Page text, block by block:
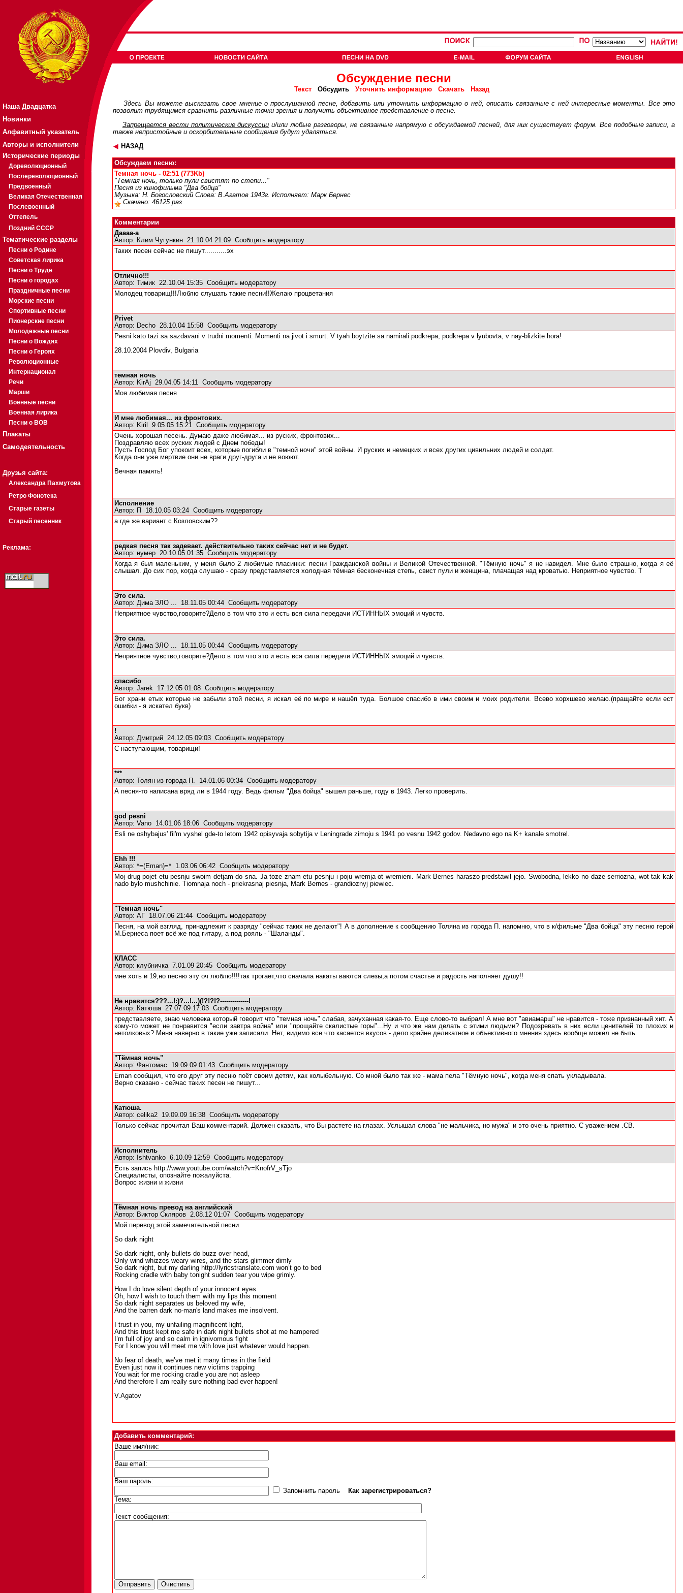
Наша Двадцатка
Новинки
Алфавитный указатель
Авторы и исполнители
Исторические периоды
Дореволюционный
Послереволюционный
Предвоенный
Великая Отечественная
Послевоенный
Оттепель
Поздний СССР
Тематические разделы
Песни о Родине
Советская лирика
Песни о Труде
Песни о городах
Праздничные песни
Морские песни
Спортивные песни
Пионерские песни
Молодежные песни
Песни о Вождях
Песни о Героях
Революционные
Интернационал
Речи
Марши
Военные песни
Военная лирика
Песни о ВОВ
Плакаты
Самодеятельность
Друзья сайта:
Александра Пахмутова
Ретро Фонотека
Старые газеты
Старый песенник
Реклама:
Обсуждение песни
Текст Обсудить Уточнить информацию Скачать
Назад
Здесь Вы можете высказать свое мнение о прослушанной песне, добавить или уточнить информацию о ней, описать связанные с ней интересные моменты. Все это
позволит трудящимся сравнить различные точки зрения и получить объективное представление о песне.
Запрещается вести политические дискуcсии и/или любые разговоры, не связанные напрямую с обсуждаемой песней, для них существует форум. Все подобные записи, а
также непристойные и оскорбительные сообщения будут удаляться.
НАЗАД
Обсуждаем песню:
Темная ночь - 02:51 (773Kb)
"Темная ночь, только пули свистят по степи..."
Песня из кинофильма "Два бойца"
Музыка: Н. Богословский Слова: В.Агатов 1943г. Исполняет: Марк Бернес
Скачано: 46125 раз
Комментарии
Даааа-а
Автор: Клим Чугункин 21.10.04 21:09 Сообщить модератору
Таких песен сейчас не пишут...........эх
Отлично!!!
Автор:
Тимик 22.10.04 15:35 Сообщить модератору
Молодец товарищ!!!Люблю слушать такие песни!!Желаю процветания
Privet
Автор: Decho 28.10.04 15:58 Сообщить модератору
Pesni kato tazi sa sazdavani v trudni momenti. Momenti na jivot i smurt. V tyah boytzite sa namirali podkrepa, podkrepa v lyubovta, v nay-blizkite hora!
28.10.2004 Plovdiv, Bulgaria
темная ночь
Автор: KirAj 29.04.05 14:11 Сообщить модератору
Моя любимая песня
И мне любимая... из фронтових.
Автор: Kiril 9.05.05 15:21 Сообщить модератору
Очень хорошая песень. Думаю даже любимая... из руских, фронтових...
Поздравляю всех руских людей с Днем победы!
Пусть Господ Бог упокоит всех, которые погибли в "темной ночи" этой войны. И руских и немецких и всех других цивильних людей и солдат.
Когда они уже мертвие они не враги друг-друга и не воюют.
Вечная память!
Исполнение
Автор:
18.10.05 03:24 Сообщить модератору
а где же вариант с Козловским??
редкая песня так задевает. действительно таких сейчас нет и не будет.
Автор: нумер 20.10.05 01:35 Сообщить модератору
Когда я был маленьким, у меня было 2 любимые пласинки: песни Гражданской войны и Великой Отечественной. "Тёмную ночь" я не навидел. Мне было страшно, когда я её
слышал. До сих пор, когда слушаю - сразу представляется холодная тёмная бесконечная степь, свист пули и женщина, плачащая над кроватью. Неприятное чувство. Т
Это сила.
Автор: Дима ЗЛО ... 18.11.05 00:44 Сообщить модератору
Неприятное чувство,говорите?Дело в том что это и есть вся сила передачи ИСТИННЫХ эмоций и чувств.
Это сила.
Автор: Дима ЗЛО ... 18.11.05 00:44 Сообщить модератору
Неприятное чувство,говорите?Дело в том что это и есть вся сила передачи ИСТИННЫХ эмоций и чувств.
спасибо
Автор: Jarek 17.12.05 01:08 Сообщить модератору
Бог храни етых которые не забыли этой песни, я искал её по мире и нашёп туда. Болшое спасибо в ими своим и моих родители. Всево хорхшево желаю.(пращайте если ест
ошибки - я искател букв)
!
Автор: Дмитрий 24.12.05 09:03 Сообщить модератору
С наступающим, товарищи!
***
Автор:
Толян из города П. 14.01.06 00:34 Сообщить модератору
А песня-то написана вряд ли в 1944 году. Ведь фильм "Два бойца" вышел раньше, году в 1943. Легко проверить.
god pesni
Автор: Vano 14.01.06 18:06 Сообщить модератору
Esli ne oshybajus' fil'm vyshel gde-to letom 1942 opisyvaja sobytija v Leningrade zimoju s 1941 po vesnu 1942 godov. Nedavno ego na K+ kanale smotrel.
Ehh !!!
Автор: *=(Eman)=* 1.03.06 06:42 Сообщить модератору
Moj drug pojet etu pesnju swoim detjam do sna. Ja toze znam etu pesnju i poju wremja ot wremieni. Mark Bernes haraszo predstawil jejo. Swobodna, lekko no daze serriozna, wot tak kak
nado bylo mushchinie. Tiomnaja noch - priekrasnaj piesnja, Mark Bernes - grandioznyj piewiec.
"Темная ночь"
Автор: АГ 18.07.06 21:44 Сообщить модератору
Песня, на мой взгляд, принадлежит к разряду "сейчас таких не делают"! А в дополнение к сообщению Толяна из города П. напомню, что в к/фильме "Два бойца" эту песню герой
М.Бернеса поет всё же под гитару, а под рояль - "Шаланды".
КЛАСС
Автор: клубничка7.01.09 20:45 Сообщить модератору
мне хоть и 19,но песню эту оч люблю!!!!так трогает,что сначала накаты ваются слезы,а потом счастье и радость наполняет душу!!
Не нравится???...!:)?...!...)(!?!?!?--------------!
Автор: Катюша27.07.09 17:03 Сообщить модератору
представляете, знаю человека который говорит что "темная ночь" слабая, зачуханная какая-то. Еще слово-то выбрал! А мне вот "авиамарш" не нравится - тоже признанный хит. А
кому-то может не понравится "если завтра война" или "прощайте скалистые горы"...Ну и что же нам делать с этими людьми? Подозревать в них если ценителей то плохих и
нетолковых? Меня наверно в такие уже записали. Нет, видимо все что касается вкусов - дело крайне деликатное и объективного мнения здесь вообще можел не быть.
"Тёмная ночь"
Автор: Фантомас 19.09.09 01:43 Сообщить модератору
Eman сообщил, что его друг эту песню поёт своим детям, как колыбельную. Со мной было так же - мама пела "Тёмную ночь", когда меня спать укладывала.
Верно сказано - сейчас таких песен не пишут...
Катюша.
Автор: celika2 19.09.09 16:38 Сообщить модератору
Только сейчас прочитал Ваш комментарий. Должен сказать, что Вы растете на глазах. Услышал слова "не мальчика, но мужа" и это очень приятно. С уважением .СВ.
Исполнитель
Автор:
Ishtvanko 6.10.09 12:59 Сообщить модератору
Есть запись http://www.youtube.com/watch?v=KnofrV_sTjo
Специалисты, опознайте пожалуйста.
Вопрос жизни и жизни
Тёмная ночь превод на английский
Автор: Виктор Скляров 2.08.12 01:07 Сообщить модератору
Мой перевод этой замечательной песни.
So dark night
So dark night, only bullets do buzz over head,
Only wind whizzes weary wires, and the stars glimmer dimly
So dark night, but my darling http://lyricstranslate.com won’t go to bed
Rocking cradle with baby tonight sudden tear you wipe grimly.
How I do love silent depth of your innocent eyes
Oh, how I wish to touch them with my lips this moment
So dark night separates us beloved my wife,
And the barren dark no-man's land makes me insolvent.
I trust in you, my unfailing magnificent light,
And this trust kept me safe in dark night bullets shot at me hampered
I’m full of joy and so calm in ignivomous fight
For I know you will meet me with love just whatever would happen.
No fear of death, we’ve met it many times in the field
Even just now it continues new victims trapping
You wait for me rocking cradle you are not asleep
And therefore I am really sure nothing bad ever happen!
V.Agatov
Добавить комментарий:
Ваше имя/ник:
Ваш email:
Ваш пароль:
Запомнить пароль
Как зарегистрироваться?
Тема:
Текст сообщения: